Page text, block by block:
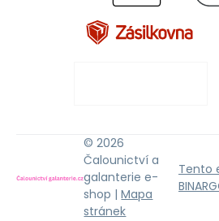
© 2026
Čalounictví a
galanterie e-
shop |Mapa
stránek
Tento